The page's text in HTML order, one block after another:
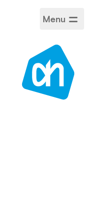
Menu